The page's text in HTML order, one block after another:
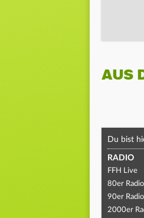
AUS
Du bist
RADIO
FFH Live
80er Radio
90er Radio
2000er